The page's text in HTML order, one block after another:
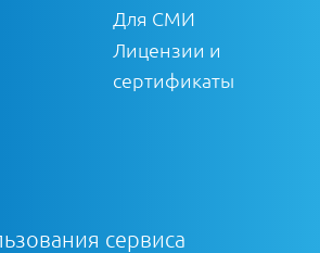
Для СМИ
Лицензии и
сертификаты
сервиса